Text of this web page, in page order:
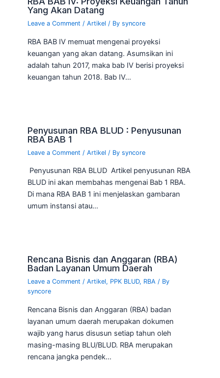
Yang Akan Datang
Leave a Comment /Artikel / Bysyncore
RBA BAB IV memuat mengenai proyeksi
keuangan yang akan datang. Asumsikan ini
adalah tahun 2017, maka bab IV berisi proyeksi
keuangan tahun 2018. Bab IV…
Penyusunan RBA BLUD : Penyusunan
RBA BAB 1
Leave a Comment /Artikel / Bysyncore
Penyusunan RBA BLUD Artikel penyusunan RBA
BLUD ini akan membahas mengenai Bab 1 RBA.
Di mana RBA BAB 1 ini menjelaskan gambaran
umum instansi atau…
Rencana Bisnis dan Anggaran (RBA)
Badan Layanan Umum Daerah
Leave a Comment /Artikel, PPK BLUD, RBA / By
syncore
Rencana Bisnis dan Anggaran (RBA) badan
layanan umum daerah merupakan dokumen
wajib yang harus disusun setiap tahun oleh
masing-masing BLU/BLUD. RBA merupakan
rencana jangka pendek…